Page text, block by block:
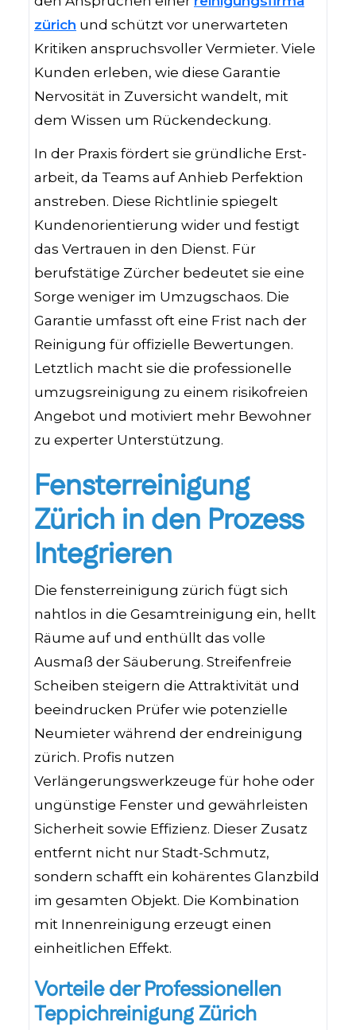
zürich und schützt vor unerwarteten
Kritiken anspruchsvoller Vermieter. Viele
Kunden erleben, wie diese Garantie
Nervosität in Zuversicht wandelt, mit
dem Wissen um Rückendeckung.
In der Praxis fördert sie gründliche Erst-
arbeit, da Teams auf Anhieb Perfektion
anstreben. Diese Richtlinie spiegelt
Kundenorientierung wider und festigt
das Vertrauen in den Dienst. Für
berufstätige Zürcher bedeutet sie eine
Sorge weniger im Umzugschaos. Die
Garantie umfasst oft eine Frist nach der
Reinigung für offizielle Bewertungen.
Letztlich macht sie die professionelle
umzugsreinigung zu einem risikofreien
Angebot und motiviert mehr Bewohner
zu experter Unterstützung.
Fensterreinigung
Zürich in den Prozess
Integrieren
Die fensterreinigung zürich fügt sich
nahtlos in die Gesamtreinigung ein, hellt
Räume auf und enthüllt das volle
Ausmaß der Säuberung. Streifenfreie
Scheiben steigern die Attraktivität und
beeindrucken Prüfer wie potenzielle
Neumieter während der endreinigung
zürich. Profis nutzen
Verlängerungswerkzeuge für hohe oder
ungünstige Fenster und gewährleisten
Sicherheit sowie Effizienz. Dieser Zusatz
entfernt nicht nur Stadt-Schmutz,
sondern schafft ein kohärentes Glanzbild
im gesamten Objekt. Die Kombination
mit Innenreinigung erzeugt einen
einheitlichen Effekt.
Vorteile der Professionellen
Teppichreinigung Zürich